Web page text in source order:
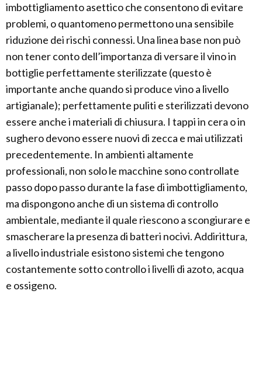
imbottigliamento asettico che consentono di evitare
problemi, o quantomeno permettono una sensibile
riduzione dei rischi connessi. Una linea base non può
non tener conto dell’importanza di versare il vino in
bottiglie perfettamente sterilizzate (questo è
importante anche quando si produce vino a livello
artigianale); perfettamente puliti e sterilizzati devono
essere anche i materiali di chiusura. I tappi in cera o in
sughero devono essere nuovi di zecca e mai utilizzati
precedentemente. In ambienti altamente
professionali, non solo le macchine sono controllate
passo dopo passo durante la fase di imbottigliamento,
ma dispongono anche di un sistema di controllo
ambientale, mediante il quale riescono a scongiurare e
smascherare la presenza di batteri nocivi. Addirittura,
a livello industriale esistono sistemi che tengono
costantemente sotto controllo i livelli di azoto, acqua
e ossigeno.